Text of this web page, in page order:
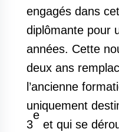
engagés dans
diplômante pour
années. Cette
deux ans
l’ancienne
uniquement
3
e
et qui se